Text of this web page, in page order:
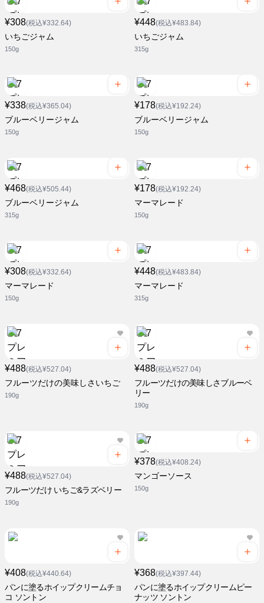
¥308(税込¥332.64)
いちごジャム
150g
¥448(税込¥483.84)
いちごジャム
315g
¥338(税込¥365.04)
ブルーベリージャム
150g
¥178(税込¥192.24)
ブルーベリージャム
150g
¥468(税込¥505.44)
ブルーベリージャム
315g
¥178(税込¥192.24)
マーマレード
150g
¥308(税込¥332.64)
マーマレード
150g
¥448(税込¥483.84)
マーマレード
315g
¥488(税込¥527.04)
フルーツだけの美味しさいちご
190g
¥488(税込¥527.04)
フルーツだけの美味しさブルーベ
リー
190g
¥488(税込¥527.04)
フルーツだけ いちご&ラズベリー
190g
¥378(税込¥408.24)
マンゴーソース
150g
¥408(税込¥440.64)
パンに塗るホイップクリームチョ
コ ソントン
¥368(税込¥397.44)
パンに塗るホイップクリームピー
ナッツ ソントン